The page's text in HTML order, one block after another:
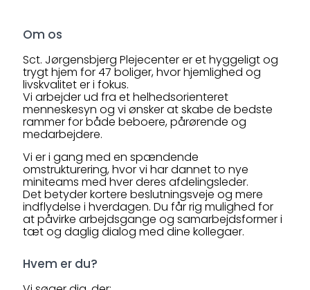
Om os
Sct. Jørgensbjerg Plejecenter er et hyggeligt og
trygt hjem for 47 boliger, hvor hjemlighed og
livskvalitet er i fokus.
Vi arbejder ud fra et helhedsorienteret
menneskesyn og vi ønsker at skabe de bedste
rammer for både beboere, pårørende og
medarbejdere.
Vi er i gang med en spændende
omstrukturering, hvor vi har dannet to nye
miniteams med hver deres afdelingsleder.
Det betyder kortere beslutningsveje og mere
indflydelse i hverdagen. Du får rig mulighed for
at påvirke arbejdsgange og samarbejdsformer i
tæt og daglig dialog med dine kollegaer.
‍Hvem er du?